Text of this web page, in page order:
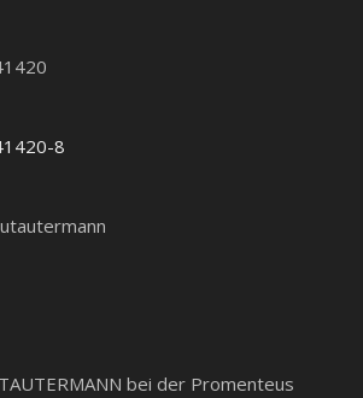
8
bei der Promenteus